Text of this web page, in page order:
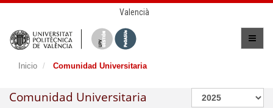
Valencià
Inicio Comunidad Universitaria
Comunidad Universitaria